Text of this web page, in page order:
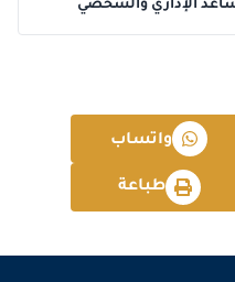
الإداري والشخصي
واتساب
طباعة